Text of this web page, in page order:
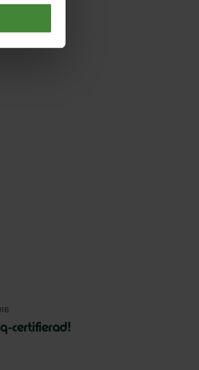
certifierad!